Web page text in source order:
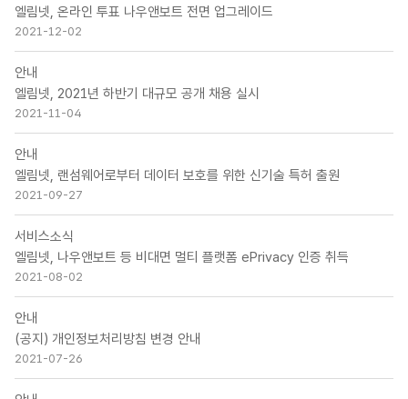
엘림넷, 온라인 투표 나우앤보트 전면 업그레이드
2021-12-02
안내
엘림넷, 2021년 하반기 대규모 공개 채용 실시
2021-11-04
안내
엘림넷, 랜섬웨어로부터 데이터 보호를 위한 신기술 특허 출원
2021-09-27
서비스소식
엘림넷, 나우앤보트 등 비대면 멀티 플랫폼 ePrivacy 인증 취득
2021-08-02
안내
(공지) 개인정보처리방침 변경 안내
2021-07-26